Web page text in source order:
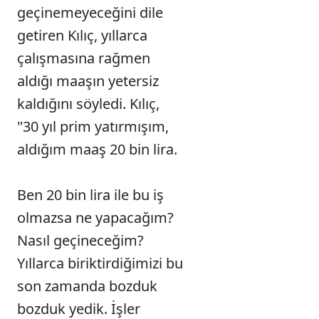
geçinemeyeceğini dile
getiren Kılıç, yıllarca
çalışmasına rağmen
aldığı maaşın yetersiz
kaldığını söyledi. Kılıç,
"30 yıl prim yatırmışım,
aldığım maaş 20 bin lira.
Ben 20 bin lira ile bu iş
olmazsa ne yapacağım?
Nasıl geçineceğim?
Yıllarca biriktirdiğimizi bu
son zamanda bozduk
bozduk yedik. İşler